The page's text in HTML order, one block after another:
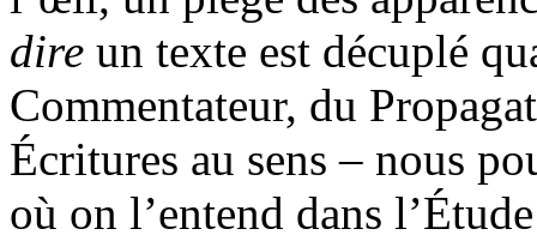
dire un texte est décuplé
Commentateur, du
Écritures au sens – nous
où on l’entend dans